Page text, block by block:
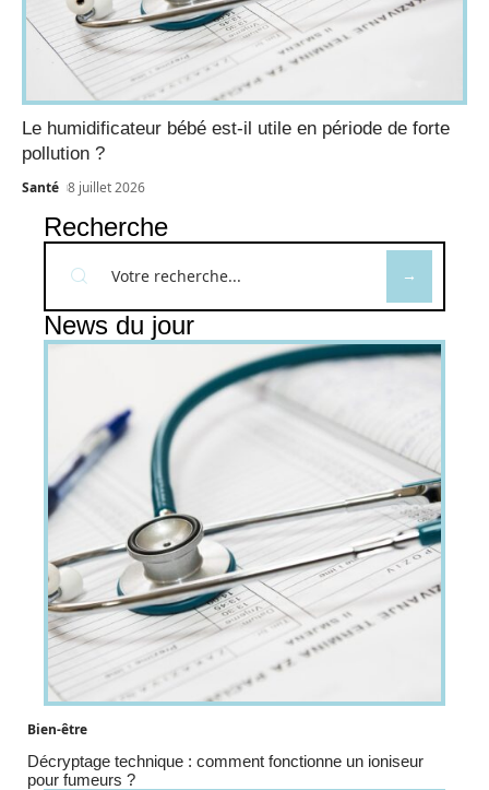
Le humidificateur bébé est-il utile en période de forte
pollution ?
Santé 8 juillet 2026
Recherche
News du jour
Bien-être
Décryptage technique : comment fonctionne un ioniseur
pour fumeurs ?